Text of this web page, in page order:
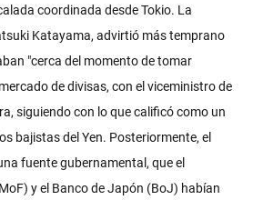
coordinada desde Tokio. La
Katayama, advirtió más temprano
"cerca del momento de tomar
de divisas, con el viceministro de
siguiendo con lo que calificó como un
bajistas del Yen. Posteriormente, el
fuente gubernamental, que el
y el Banco de Japón (BoJ) habían